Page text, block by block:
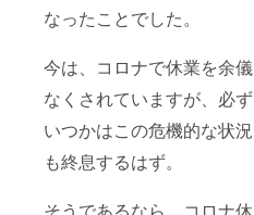
なったことでした。
今は、コロナで休業を余儀
なくされていますが、必ず
いつかはこの危機的な状況
も終息するはず。
そうであるなら、コロナ休